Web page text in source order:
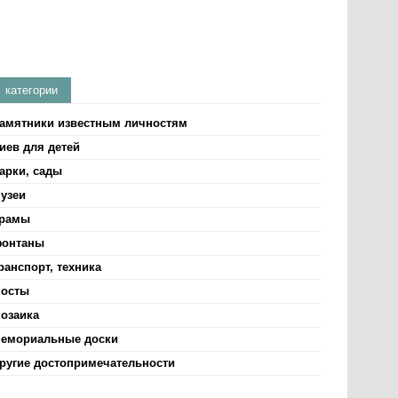
категории
известным личностям
для детей
сады
техника
доски
достопримечательности